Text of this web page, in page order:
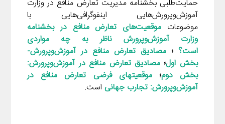
حمایت‌طلبی بخشنامه مدیریت تعارض منافع در وزارت
آموزش‌وپرورش‌هایی اینفوگرافی‌هایی با
موضوعاتموقعیت‌های تعارض منافع در بخشنامه
وزارت آموزش‌وپرورش ناظر به چه مواردی
است؟ ؛ مصادیق تعارض منافع در آموزش‌وپرورش-
بخش اول؛مصادیق تعارض منافع در آموزش‌وپرورش:
بخش دوم؛موقعیت­های فرضی تعارض منافع در
آموزش‌وپرورش: تجارب جهانی است.